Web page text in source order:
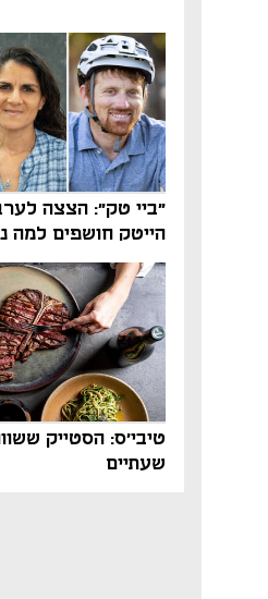
"ביי טק": הצצה
הייטק חושפים למה
טיבי'ס: הסטייק
שעתיים